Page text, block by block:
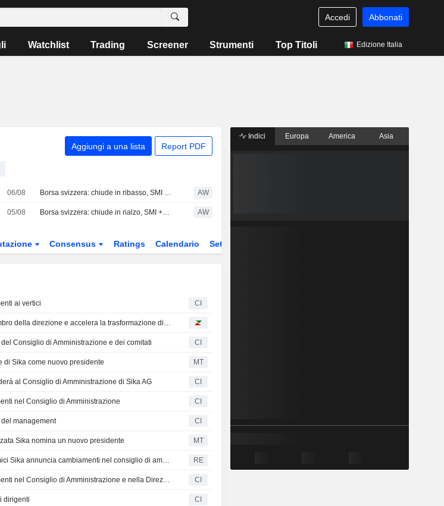
Accedi Abbonati
Watchlist Trading Screener Strumenti Top Titoli Edizione Italia
Aggiungi a una lista Report PDF
06/08 Borsa svizzera: chiude in ribasso, SMI -0,23% AW
05/08 Borsa svizzera: chiude in rialzo, SMI +0,61% AW
Consensus Ratings Calendario Settore
ai vertici CI
Sika nomina un nuovo membro della direzione e accelera la trasformazione digitale
Consiglio di Amministrazione e dei comitati CI
di Sika come nuovo presidente MT
al Consiglio di Amministrazione di Sika AG CI
nel Consiglio di Amministrazione CI
management CI
Sika nomina un nuovo presidente MT
Il produttore di prodotti chimici Sika annuncia cambiamenti nel consiglio di amministrazione e nella dirigenza RE
Sika AG annuncia cambiamenti nel Consiglio di Amministrazione e nella Direzione del Gruppo CI
dirigenti CI
Indici Europa America Asia